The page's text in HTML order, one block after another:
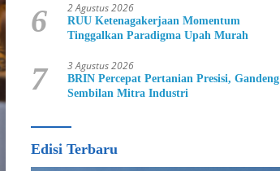
6 2 Agustus 2026
RUU Ketenagakerjaan Momentum
Tinggalkan Paradigma Upah Murah
7 3 Agustus 2026
BRIN Percepat Pertanian Presisi, Gandeng
Sembilan Mitra Industri
Edisi Terbaru